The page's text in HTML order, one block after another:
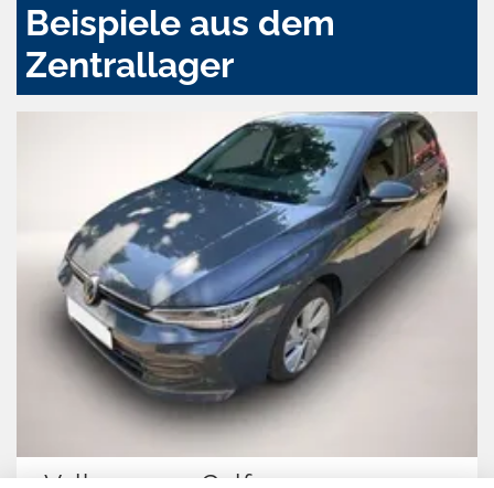
Beispiele aus dem
Zentrallager